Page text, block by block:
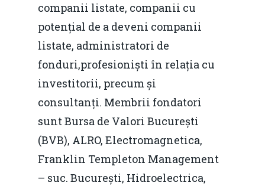
companii listate, companii cu
potențial de a deveni companii
listate, administratori de
fonduri,profesioniști în relația cu
investitorii, precum și
consultanți. Membrii fondatori
sunt Bursa de Valori București
(BVB), ALRO, Electromagnetica,
Franklin Templeton Management
– suc. București, Hidroelectrica,
Fiscalitate pentru o
Durabilă
Mai 2015
Martie 2015
Energia
Construcții și
pentru o Românie